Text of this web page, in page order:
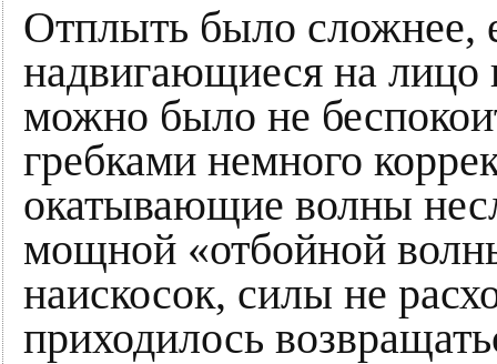
Отплыть было сложнее,
надвигающиеся на
можно было не
гребками немного
окатывающие волны
мощной «отбойной
наискосок, силы не
приходилось